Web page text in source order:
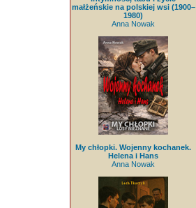
małżeńskie na polskiej wsi (1900–
1980)
Anna Nowak
My chłopki. Wojenny kochanek.
Helena i Hans
Anna Nowak